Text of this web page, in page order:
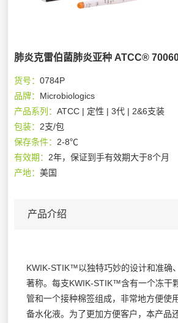
肺炎克雷伯菌肺炎亚种 ATCC®
货号：0784P
品牌： Microbiologics
产品系列：ATCC | 定性 | 3代 | 2&6支装
包装： 2支/包
保存条件： 2-8℃
有效期： 2年，保证到手有效期大于8个月
产地：美国
产品介绍
KWIK-STIK™以独特巧妙的设计和准确
著称。每支KWIK-STIK™含有一个冻干
管和一个接种棉签组成，非常地方便使
备水化液。为了更加方便客户，本产品